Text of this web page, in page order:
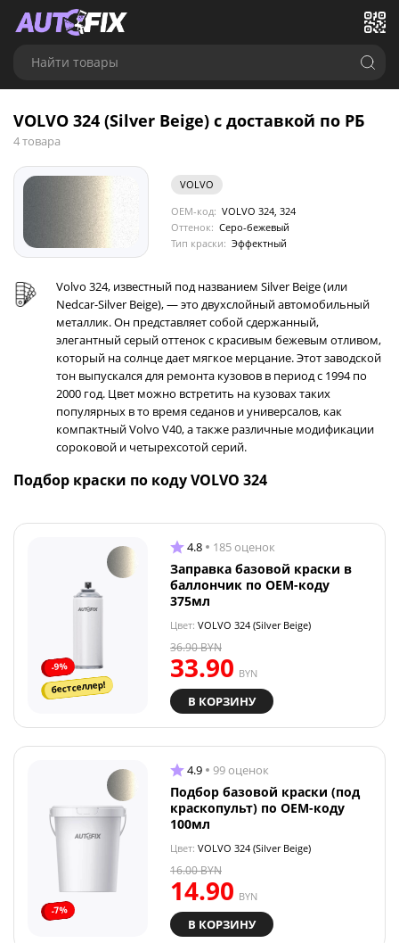
Найти товары
VOLVO 324 (Silver Beige) с доставкой по РБ
4 товара
VOLVO
OEM-код: VOLVO 324, 324
Оттенок: Серо-бежевый
Тип краски: Эффектный
Volvo 324, известный под названием Silver Beige (или
Nedcar-Silver Beige), — это двухслойный автомобильный
металлик. Он представляет собой сдержанный,
элегантный серый оттенок с красивым бежевым отливом,
который на солнце дает мягкое мерцание. Этот заводской
тон выпускался для ремонта кузовов в период с 1994 по
2000 год. Цвет можно встретить на кузовах таких
популярных в то время седанов и универсалов, как
компактный Volvo V40, а также различные модификации
сороковой и четырехсотой серий.
Подбор краски по коду VOLVO 324
-9%
бестселлер!
4.8 185 оценок
Заправка базовой краски в
баллончик по OEM-коду
375мл
Цвет: VOLVO 324 (Silver Beige)
33.90 BYN
36.90BYN
В КОРЗИНУ
-7%
4.9 99 оценок
Подбор базовой краски (под
краскопульт) по OEM-коду
100мл
Цвет: VOLVO 324 (Silver Beige)
14.90 BYN
16.00BYN
В КОРЗИНУ